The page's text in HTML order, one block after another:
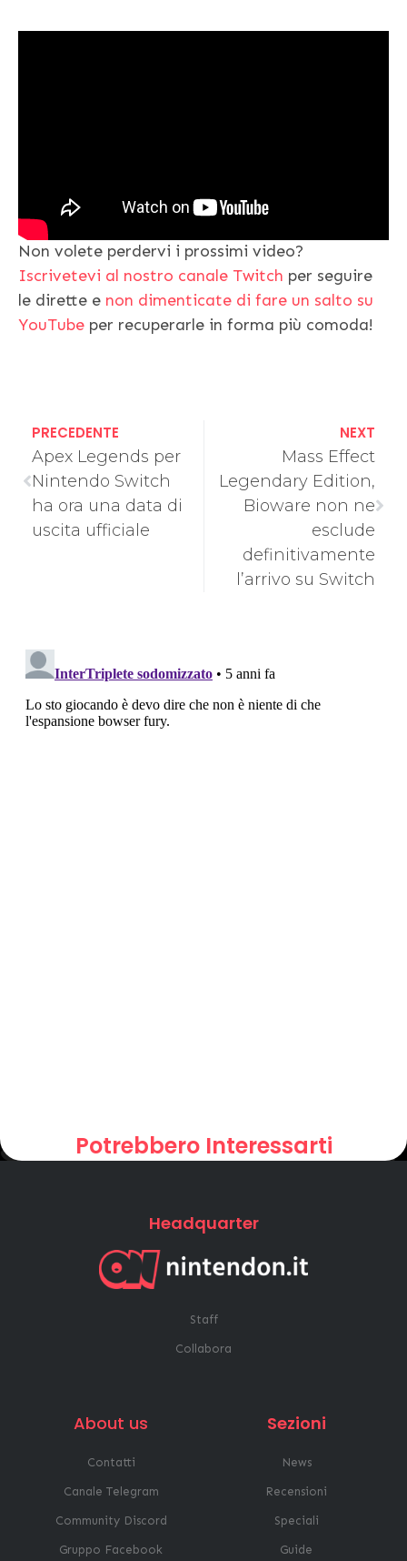
Non volete perdervi i prossimi video?
Iscrivetevi al nostro canale Twitch per seguire
le dirette e non dimenticate di fare un salto su
YouTube per recuperarle in forma più comoda!
PRECEDENTE
Apex Legends per
Nintendo Switch
ha ora una data di
uscita ufficiale
NEXT
Mass Effect
Legendary Edition,
Bioware non ne
esclude
definitivamente
l’arrivo su Switch
Potrebbero Interessarti
Headquarter
Staff
Collabora
About us
Contatti
Canale Telegram
Community Discord
Gruppo Facebook
Sezioni
News
Recensioni
Speciali
Guide